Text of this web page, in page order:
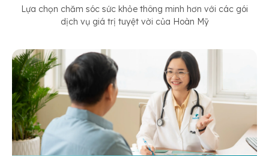
Lựa chọn chăm sóc sức khỏe thông minh hơn với các gói
dịch vụ giá trị tuyệt vời của Hoàn Mỹ